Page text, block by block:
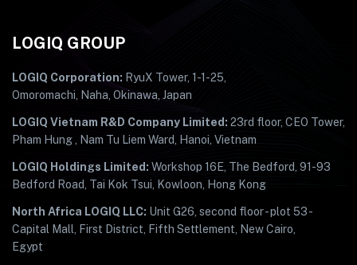
LOGIQ GROUP
LOGIQ Corporation: RyuX Tower, 1-1-25,
Omoromachi, Naha, Okinawa, Japan
LOGIQ Vietnam R&D Company Limited: 23rd floor, CEO Tower,
Pham Hung , Nam Tu Liem Ward, Hanoi, Vietnam
LOGIQ Holdings Limited: Workshop 16E, The Bedford, 91-93
Bedford Road, Tai Kok Tsui, Kowloon, Hong Kong
North Africa LOGIQ LLC: Unit G26, second floor - plot 53 -
Capital Mall, First District, Fifth Settlement, New Cairo,
Egypt